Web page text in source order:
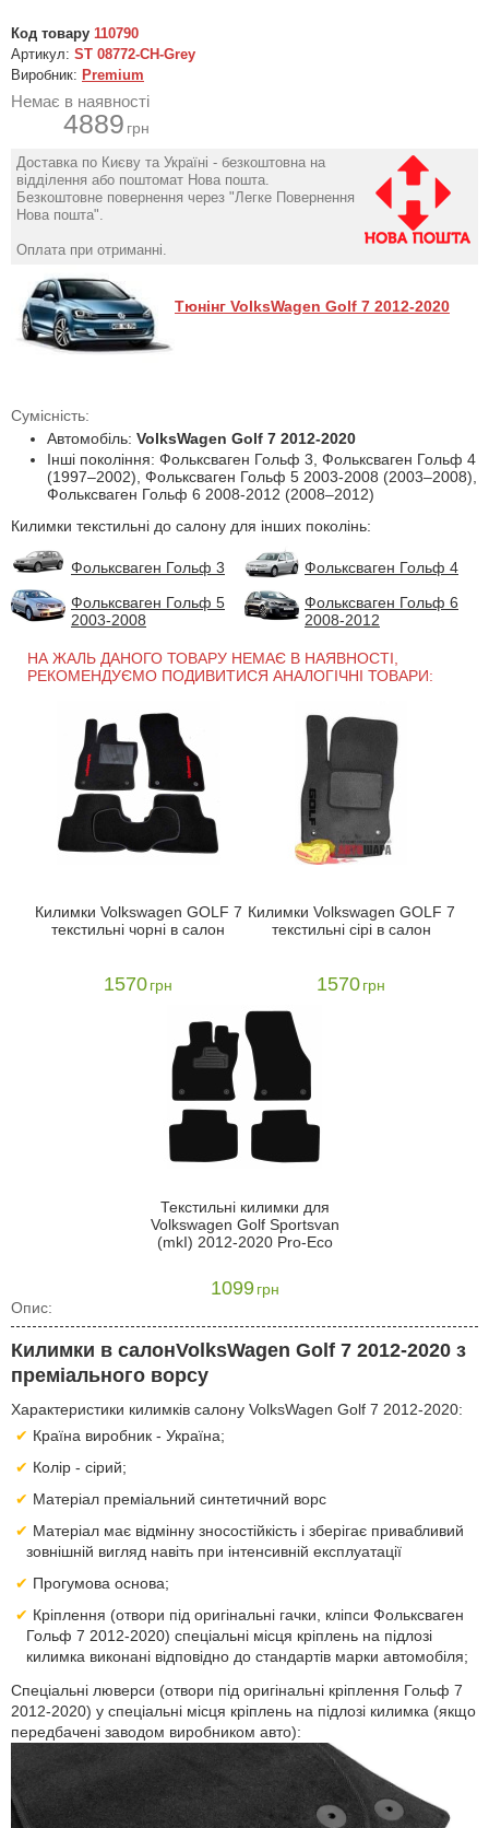
Код товару 110790
Артикул: ST 08772-CH-Grey
Виробник: Premium
Немає в наявності
4889 грн
Доставка по Києву та Україні - безкоштовна на
відділення або поштомат Нова пошта.
Безкоштовне повернення через "Легке Повернення
Нова пошта".
Оплата при отриманні.
Тюнінг VolksWagen Golf 7 2012-2020
Сумісність:
Автомобіль: VolksWagen Golf 7 2012-2020
Інші покоління: Фольксваген Гольф 3, Фольксваген Гольф 4
(1997–2002), Фольксваген Гольф 5 2003-2008 (2003–2008),
Фольксваген Гольф 6 2008-2012 (2008–2012)
Килимки текстильні до салону для інших поколінь:
Фольксваген Гольф 3
Фольксваген Гольф 4
Фольксваген Гольф 5
2003-2008
Фольксваген Гольф 6
2008-2012
НА ЖАЛЬ ДАНОГО ТОВАРУ НЕМАЄ В НАЯВНОСТІ,
РЕКОМЕНДУЄМО ПОДИВИТИСЯ АНАЛОГІЧНІ ТОВАРИ:
Килимки Volkswagen GOLF 7
текстильні чорні в салон
1570грн
Килимки Volkswagen GOLF 7
текстильні сірі в салон
1570грн
Текстильні килимки для
Volkswagen Golf Sportsvan
(mkI) 2012-2020 Pro-Eco
1099 грн
Опис:
Килимки в салонVolksWagen Golf 7 2012-2020 з
преміального ворсу
Характеристики килимків салону VolksWagen Golf 7 2012-2020:
Країна виробник - Україна;
Колір - сірий;
Матеріал преміальний синтетичний ворс
Матеріал має відмінну зносостійкість і зберігає привабливий
зовнішній вигляд навіть при інтенсивній експлуатації
Прогумова основа;
Кріплення (отвори під оригінальні гачки, кліпси Фольксваген
Гольф 7 2012-2020) спеціальні місця кріплень на підлозі
килимка виконані відповідно до стандартів марки автомобіля;
Спеціальні люверси (отвори під оригінальні кріплення Гольф 7
2012-2020) у спеціальні місця кріплень на підлозі килимка (якщо
передбачені заводом виробником авто):